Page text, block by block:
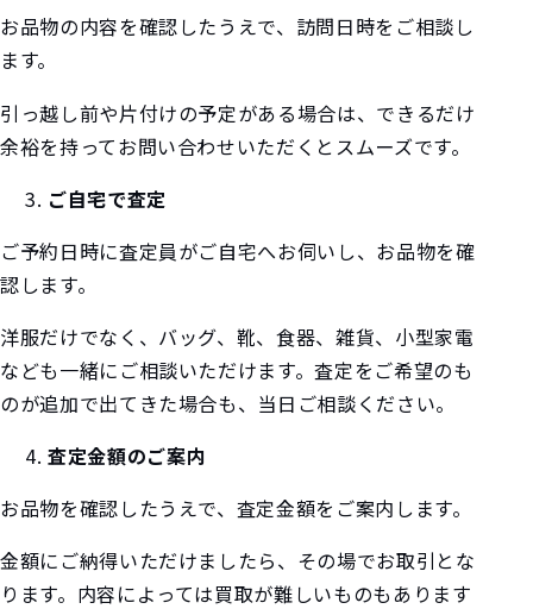
お品物の内容を確認したうえで、訪問日時をご相談し
ます。
引っ越し前や片付けの予定がある場合は、できるだけ
余裕を持ってお問い合わせいただくとスムーズです。
ご自宅で査定
ご予約日時に査定員がご自宅へお伺いし、お品物を確
認します。
洋服だけでなく、バッグ、靴、食器、雑貨、小型家電
なども一緒にご相談いただけます。査定をご希望のも
のが追加で出てきた場合も、当日ご相談ください。
査定金額のご案内
お品物を確認したうえで、査定金額をご案内します。
金額にご納得いただけましたら、その場でお取引とな
ります。内容によっては買取が難しいものもあります